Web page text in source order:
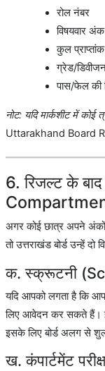
रोल नंबर
विषयवार
कुल
ग्रेड/
पास/फेल की
नोट: यदि मार्कशीट में
Uttarakhand Board
6. रिजल्ट के
अगर कोई छात्र अपने अंकों
तो उत्तराखंड बोर्ड उन्हें दो
क. स्क्रूटनी
यदि आपको लगता है कि
लिए आवेदन कर सकते हैं।
इसके लिए बोर्ड अलग से
ख. कंपार्टमेंट